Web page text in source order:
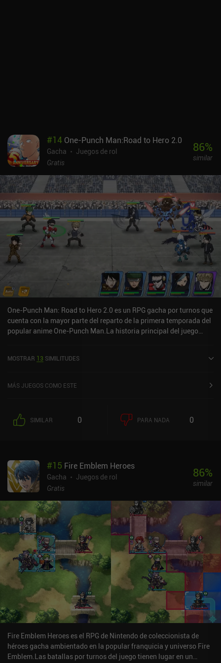
través de iAPs para un pase de temporada, recursos y el sistema
gacha. Por suerte, estas compras no son muy frecuentes y puedes
completar todo el juego como jugador libre.Si tuviera que jugar a
un juego de este género, este sería mi elección. Hay juegos con
más profundidad estratégica, pero como experiencia general,
disfruté bastante de su pulida jugabilidad.
#14 One-Punch Man:Road to Hero 2.0
Gacha
Juegos de rol
Gratis
86%
similar
One-Punch Man: Road to Hero 2.0 es un RPG gacha por turnos que
cuenta con la mayor parte del reparto de la primera temporada del
popular anime One-Punch Man.La historia principal del juego
cinco héroes y abrirnos camino a través de varios modos de juego
colocar a nuestro equipo y tocar para lanzar habilidades
jugadores.Los nuevos héroes se reclutan a través de un sistema de
desbloqueo gacha, pero las bajas tasas de extracción y los
One.Punch Man: Road to Hero 2.0 es, por desgracia, otro RPG
gacha "free-to-play" al uso que no consigue diferenciarse de la
competencia. El modo para un jugador es innecesariamente
recursos necesarios para progresar son demasiado escasos, todo
ello en un intento de hacernos comprar alguno de los iAP diarios
"Insane Deals". Ah, y también hay un sistema VIP. Ouch.Si estás
buscando tu próximo juego gacha, no creo que este sea el más
adecuado, a menos que seas un fan incondicional del anime, en
cuyo caso puede que disfrutes del juego si eres capaz de ver más
allá del modelo de monetización y los posibles paywalls.
MOSTRAR 13 SIMILITUDES
MÁS JUEGOS COMO ESTE
SIMILAR 0 PARA NADA 0
#15 Fire Emblem Heroes
Gacha
Juegos de rol
Gratis
86%
similar
Fire Emblem Heroes es el RPG de Nintendo de coleccionista de
héroes gacha ambientado en la popular franquicia y universo Fire
Emblem.Las batallas por turnos del juego tienen lugar en un